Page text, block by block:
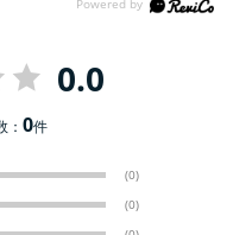
0.0
：0件
(0)
(0)